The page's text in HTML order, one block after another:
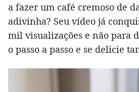
a fazer um café cremoso de
adivinha? Seu vídeo já
mil visualizações e não para
o passo a passo e se delicie